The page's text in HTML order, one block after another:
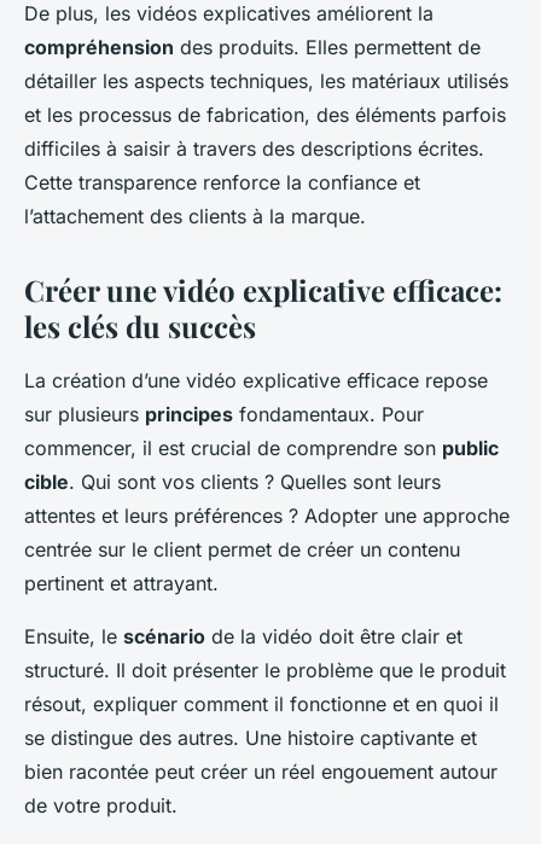
De plus, les vidéos explicatives améliorent la
compréhension des produits. Elles permettent de
détailler les aspects techniques, les matériaux utilisés
et les processus de fabrication, des éléments parfois
difficiles à saisir à travers des descriptions écrites.
Cette transparence renforce la confiance et
l’attachement des clients à la marque.
Créer une vidéo explicative efficace:
les clés du succès
La création d’une vidéo explicative efficace repose
sur plusieurs principes fondamentaux. Pour
commencer, il est crucial de comprendre son public
cible. Qui sont vos clients ? Quelles sont leurs
attentes et leurs préférences ? Adopter une approche
centrée sur le client permet de créer un contenu
pertinent et attrayant.
Ensuite, le scénario de la vidéo doit être clair et
structuré. Il doit présenter le problème que le produit
résout, expliquer comment il fonctionne et en quoi il
se distingue des autres. Une histoire captivante et
bien racontée peut créer un réel engouement autour
de votre produit.